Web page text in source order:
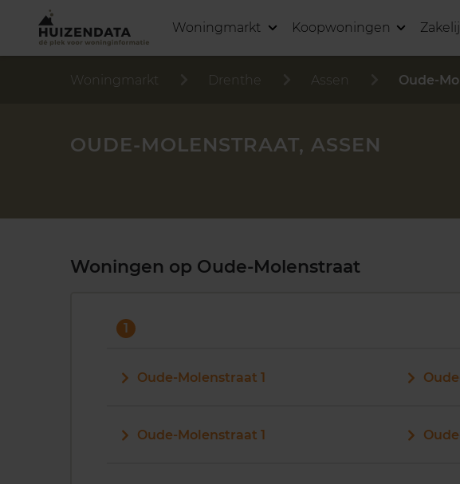
Woningmarkt Koopwoningen
Woningmarkt Drenthe Assen Oude-
OUDE-MOLENSTRAAT, ASSEN
Woningen op Oude-Molenstraat
1
Oude-Molenstraat 1
Oude-Molenstraat 1